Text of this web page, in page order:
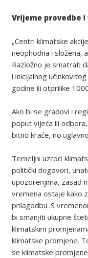
Vrijeme provedbe
„Centri klimatske
neophodna i složena,
Razložno je smatrati
i inicijalnog
godine ili otprilike
Ako bi se gradovi i
poput vijeća ili
bitno kraće, no
Temeljni uzroci
politički dogovori,
upozorenjima, zasad
vremena ostaje kako
prilagodbu. S
bi smanjiti ukupne
klimatskim
klimatske promjene.
se klimatske